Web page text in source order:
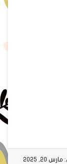
20, 2025